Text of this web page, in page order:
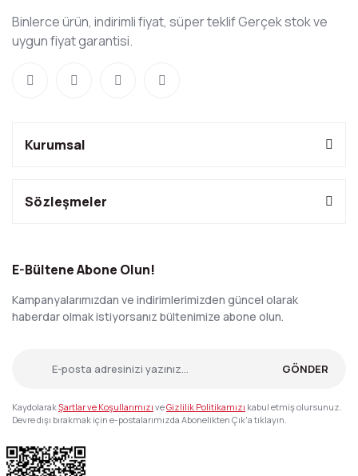
Binlerce ürün, indirimli fiyat, süper teklif Gerçek stok ve
uygun fiyat garantisi.
Kurumsal
Sözleşmeler
E-Bültene Abone Olun!
Kampanyalarımızdan ve indirimlerimizden güncel olarak
haberdar olmak istiyorsanız bültenimize abone olun.
GÖNDER
KaydolarakŞartlar ve Koşullarımızı veGizlilik Politikamızı kabul etmiş olursunuz.
Devre dışı bırakmak için e-postalarımızda Abonelikten Çık'a tıklayın.